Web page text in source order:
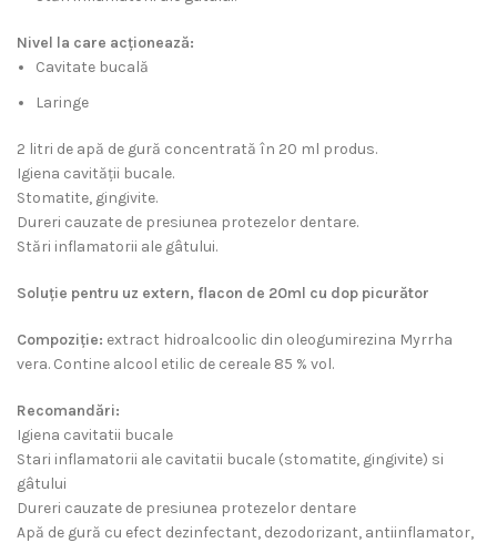
Nivel la care acţionează:
Cavitate bucală
Laringe
2 litri de apă de gură concentrată în 20 ml produs.
Igiena cavităţii bucale.
Stomatite, gingivite.
Dureri cauzate de presiunea protezelor dentare.
Stări inflamatorii ale gâtului.
Soluţie pentru uz extern, flacon de 20ml cu dop picurător
Compoziţie: extract hidroalcoolic din oleogumirezina Myrrha
vera. Contine alcool etilic de cereale 85 % vol.
Recomandări:
Igiena cavitatii bucale
Stari inflamatorii ale cavitatii bucale (stomatite, gingivite) si
gâtului
Dureri cauzate de presiunea protezelor dentare
Apă de gură cu efect dezinfectant, dezodorizant, antiinflamator,